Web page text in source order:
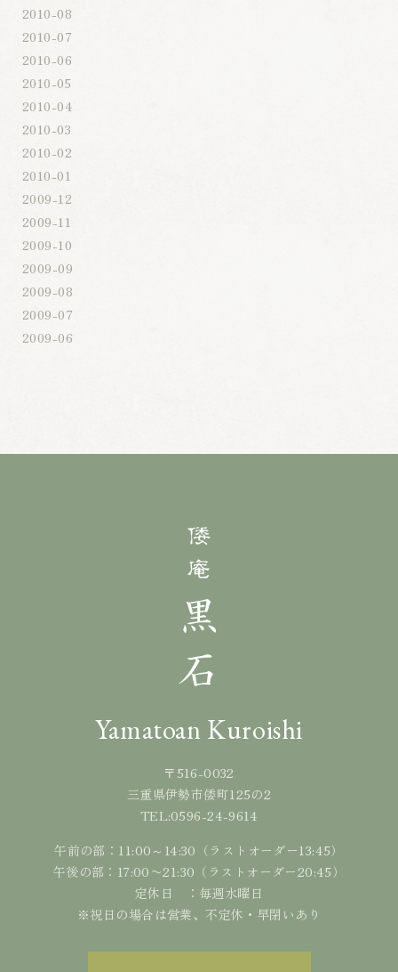
2010-08
2010-07
2010-06
2010-05
2010-04
2010-03
2010-02
2010-01
2009-12
2009-11
2009-10
2009-09
2009-08
2009-07
2009-06
Yamatoan Kuroishi
〒516-0032
三重県伊勢市倭町125の2
TEL:0596-24-9614
午前の部：11:00～14:30（ラストオーダー13:45）
午後の部：17:00〜21:30（ラストオーダー20:45）
定休日 ：毎週水曜日
※祝日の場合は営業、不定休・早閉いあり